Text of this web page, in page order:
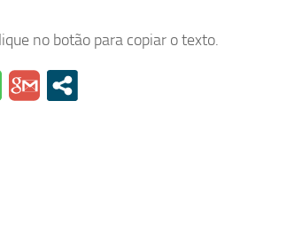
no botão para copiar o texto.